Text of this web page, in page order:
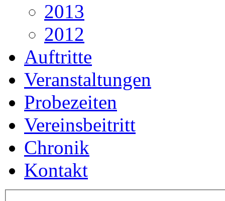
2013
2012
Auftritte
Veranstaltungen
Probezeiten
Vereinsbeitritt
Chronik
Kontakt